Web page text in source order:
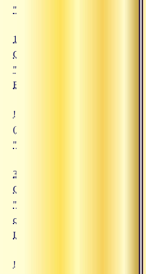
"13.09.2019 Сатсанг "Сила
13.09.2019
Сатсанг
"Сила
Вишну"
![30.12.2019 Сатсанг "Войти в
(https://www.advayta.org/upload/
"30.12.2019 Сатсанг "Войти в
30.12.2019
Сатсанг
"Войти в
семью
Шивы"
![23.12.2019 Сатсанг "Все